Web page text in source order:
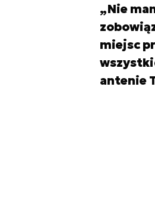
„Nie
miejsc
antenie